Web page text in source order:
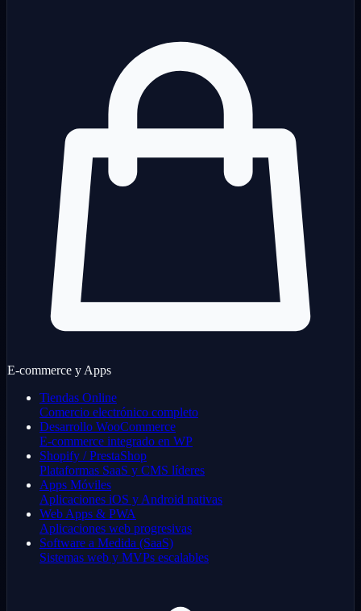
E-commerce y Apps
Tiendas Online
Comercio electrónico completo
Desarrollo WooCommerce
E-commerce integrado en WP
Shopify / PrestaShop
Plataformas SaaS y CMS líderes
Apps Móviles
Aplicaciones iOS y Android nativas
Web Apps & PWA
Aplicaciones web progresivas
Software a Medida (SaaS)
Sistemas web y MVPs escalables